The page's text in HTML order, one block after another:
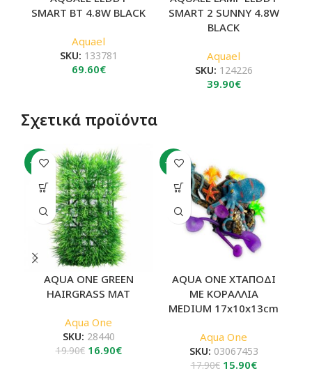
SMART BT 4.8W BLACK
Aquael
SKU: 133781
69.60€
SMART 2 SUNNY 4.8W
BLACK
Aquael
SKU: 124226
39.90€
Σχετικά προϊόντα
-15%
AQUA ONE GREEN
HAIRGRASS MAT
Aqua One
SKU: 28440
19.90€ Original
16.90€Η
-11%
AQUA ONE ΧΤΑΠΟΔΙ
ΜΕ ΚΟΡΑΛΛΙΑ
MEDIUM 17x10x13cm
Aqua One
SKU: 03067453
17.90€ Original
15.90€Η